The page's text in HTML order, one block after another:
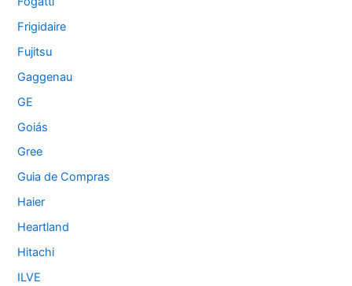
Frigidaire
Fujitsu
Gaggenau
GE
Goiás
Gree
Guia de Compras
Haier
Heartland
Hitachi
ILVE